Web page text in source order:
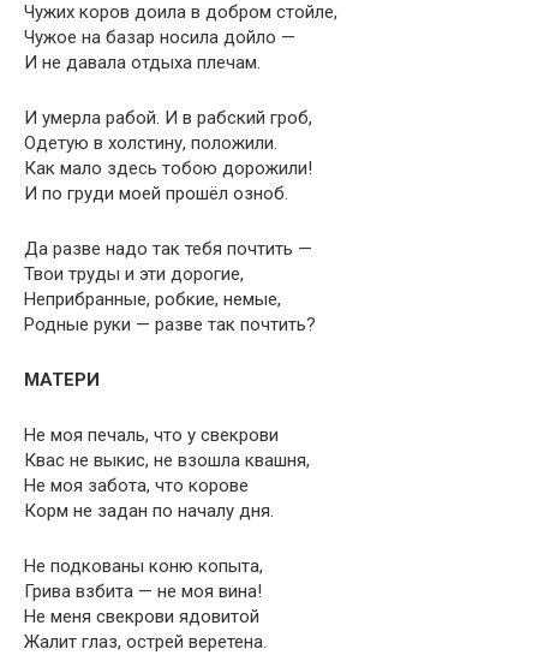
Чужих коров доила в добром стойле,
Чужое на базар носила дойло —
И не давала отдыха плечам.
И умерла рабой. И в рабский гроб,
Одетую в холстину, положили.
Как мало здесь тобою дорожили!
И по груди моей прошёл озноб.
Да разве надо так тебя почтить —
Твои труды и эти дорогие,
Неприбранные, робкие, немые,
Родные руки — разве так почтить?
МАТЕРИ
Не моя печаль, что у свекрови
Квас не выкис, не взошла квашня,
Не моя забота, что корове
Корм не задан по началу дня.
Не подкованы коню копыта,
Грива взбита — не моя вина!
Не меня свекрови ядовитой
Жалит глаз, острей веретена.